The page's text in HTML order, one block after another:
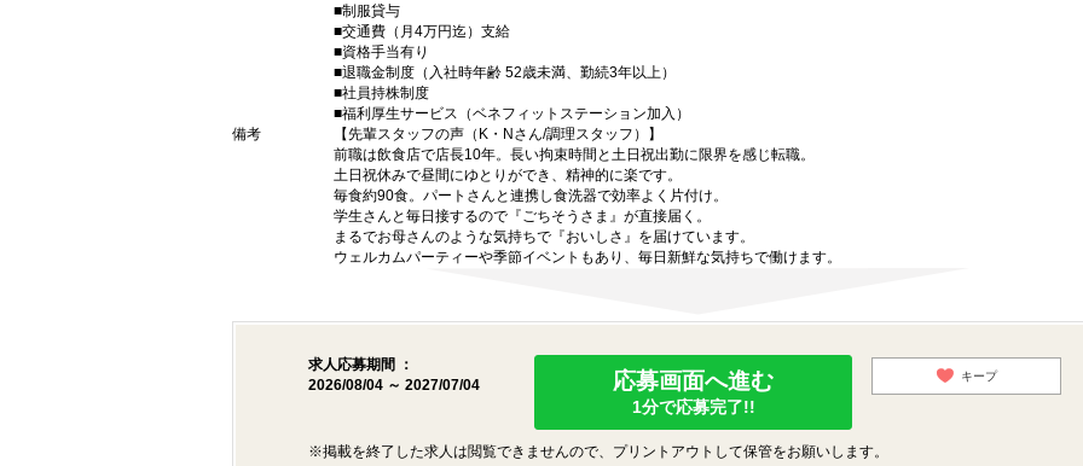
■制服貸与
■交通費（月4万円迄）支給
■資格手当有り
■退職金制度（入社時年齢 52歳未満、勤続3年以上）
■社員持株制度
■福利厚生サービス（ベネフィットステーション加入）
備考
【先輩スタッフの声（K・Nさん/調理スタッフ）】
前職は飲食店で店長10年。長い拘束時間と土日祝出勤に限界を感じ転職。
土日祝休みで昼間にゆとりができ、精神的に楽です。
毎食約90食。パートさんと連携し食洗器で効率よく片付け。
学生さんと毎日接するので『ごちそうさま』が直接届く。
まるでお母さんのような気持ちで『おいしさ』を届けています。
ウェルカムパーティーや季節イベントもあり、毎日新鮮な気持ちで働けます。
求人応募期間 ：
2026/08/04 ～ 2027/07/04
応募画面へ進む
1分で応募完了!!
キープ
※掲載を終了した求人は閲覧できませんので、プリントアウトして保管をお願いします。